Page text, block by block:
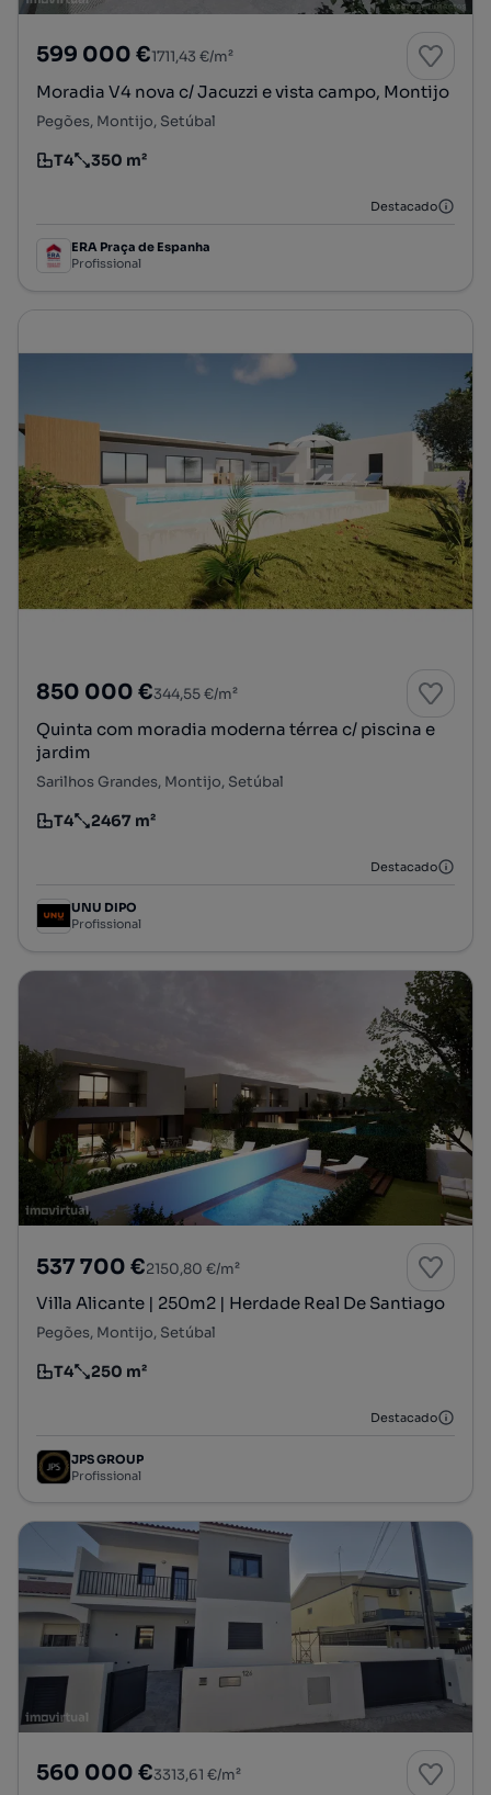
599 000 €1711,43 €/m²
Moradia V4 nova c/ Jacuzzi e vista campo, Montijo
Pegões, Montijo, Setúbal
Tipologia
T4
Preço por metro quadrado
350 m²
Destacado
ERA Praça de Espanha
Profissional
850 000 €344,55 €/m²
Quinta com moradia moderna térrea c/ piscina e
jardim
Sarilhos Grandes, Montijo, Setúbal
Tipologia
T4
Preço por metro quadrado
2467 m²
Destacado
UNU DIPO
Profissional
537 700 €2150,80 €/m²
Villa Alicante | 250m2 | Herdade Real De Santiago
Pegões, Montijo, Setúbal
Tipologia
T4
Preço por metro quadrado
250 m²
Destacado
JPS GROUP
Profissional
560 000 €3313,61 €/m²